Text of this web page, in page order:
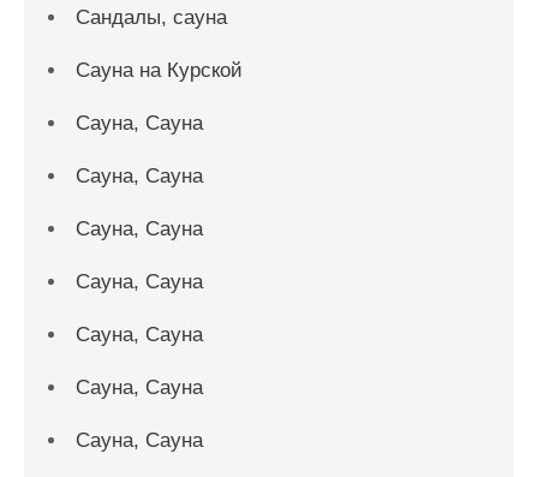
Сандалы, сауна
Сауна на Курской
Сауна, Сауна
Сауна, Сауна
Сауна, Сауна
Сауна, Сауна
Сауна, Сауна
Сауна, Сауна
Сауна, Сауна